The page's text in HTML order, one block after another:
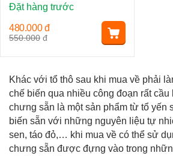
Khác với tổ thô sau khi mua về phải
chế biến qua nhiều công đoạn rất cầu
chưng sẵn là một sản phẩm từ tổ yến
biến sẵn với những nguyên liệu tự
sen, táo đỏ,… khi mua về có thể sử
chưng sẵn được đựng vào trong
Đặt hàng trước
550.000 đ
480.000 đ